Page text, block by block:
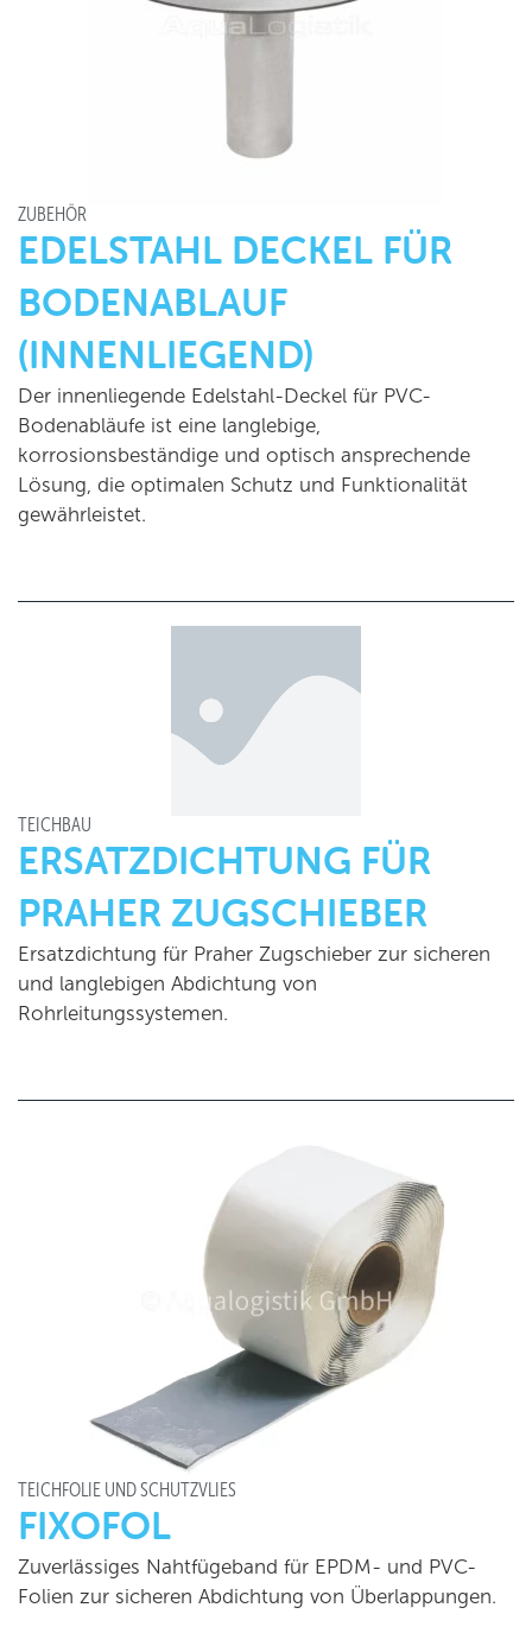
ZUBEHÖR
EDELSTAHL DECKEL FÜR
BODENABLAUF
(INNENLIEGEND)
Der innenliegende Edelstahl-Deckel für PVC-
Bodenabläufe ist eine langlebige,
korrosionsbeständige und optisch ansprechende
Lösung, die optimalen Schutz und Funktionalität
gewährleistet.
TEICHBAU
ERSATZDICHTUNG FÜR
PRAHER ZUGSCHIEBER
Ersatzdichtung für Praher Zugschieber zur sicheren
und langlebigen Abdichtung von
Rohrleitungssystemen.
TEICHFOLIE UND SCHUTZVLIES
FIXOFOL
Zuverlässiges Nahtfügeband für EPDM- und PVC-
Folien zur sicheren Abdichtung von Überlappungen.